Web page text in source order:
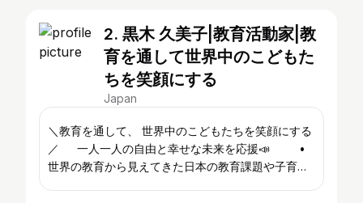
2. 黒木 久美子|教育活動家|教
育を通して世界中のこどもた
ちを笑顔にする
Japan
＼教育を通して、 世界中のこどもたちを笑顔にする
／ 一人一人の自由と幸せな未来を応援📣 •
世界の教育から見えてきた日本の教育課題や子育て